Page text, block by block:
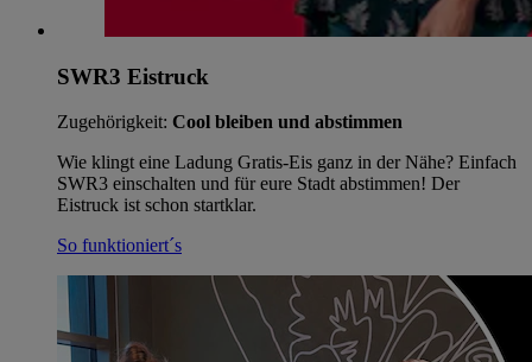
SWR3 Eistruck
Zugehörigkeit: Cool bleiben und abstimmen
Wie klingt eine Ladung Gratis-Eis ganz in der Nähe? Einfach
SWR3 einschalten und für eure Stadt abstimmen! Der
Eistruck ist schon startklar.
So funktioniert´s